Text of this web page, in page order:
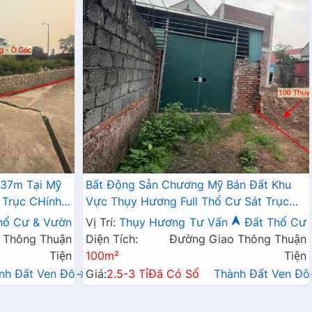
Tại Mỹ
CHính
Cư & Vườn
Thuận
Tiện
Đất Ven Đô→
Bất Động Sản Chương Mỹ Bán Đất Khu
Vực Thụy Hương Full Thổ Cư Sát Trục
Chính Kinh Doanh Liên Xã
Vị Trí: Thụy Hương Tư Vấn
Đất Thổ Cư
Diện Tích:
100m²
Đường Giao Thông Thuận
Tiện
Giá:2.5-3 TỉĐã Có Sổ Thành Đất Ven